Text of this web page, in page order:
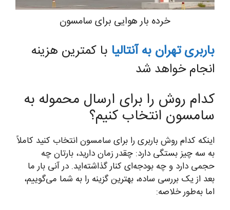
خرده بار هوایی برای سامسون
باربری تهران به آنتالیا با کمترین هزینه
انجام خواهد شد
کدام روش را برای ارسال محموله به
سامسون انتخاب کنیم؟
اینکه کدام روش باربری را برای سامسون انتخاب کنید کاملاً
به سه چیز بستگی دارد: چقدر زمان دارید، بارتان چه
حجمی دارد و چه بودجه‌ای کنار گذاشته‌اید. در آنی بار ما
بعد از یک بررسی ساده، بهترین گزینه را به شما می‌گوییم،
اما به‌طور خلاصه: